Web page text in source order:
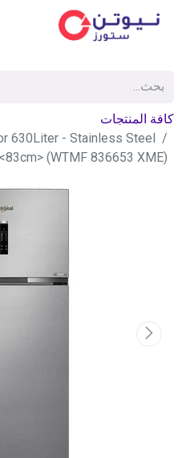
كافة المنتجات
630Liter - Stainless Steel
<83cm> (WTMF 836653 XME)